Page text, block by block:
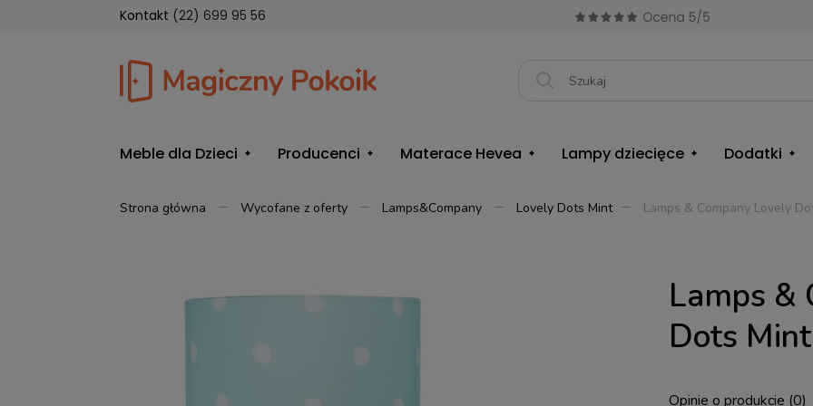
Kontakt (22) 699 95 56
Meble dla Dzieci Producenci Materace Hevea Lampy dziecięce Dodatki
Strona główna Wycofane z oferty Lamps&Company Lovely Dots Mint Lamps & Company Lovely
Lamps &
Dots
Opinie o produkcie (0)